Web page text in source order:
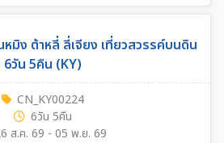
มิง ต้าหลี่ ลี่เจียง เที่ยวสวรรค์บนดิน
6วัน 5คืน (KY)
CN_KY00224
6วัน 5คืน
ส.ค. 69 - 05 พ.ย. 69